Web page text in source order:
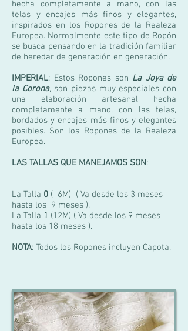
hecha completamente a mano, con las
telas y encajes más finos y elegantes,
inspirados en los Ropones de la Realeza
Europea. Normalmente este tipo de Ropón
se busca pensando en la tradición familiar
de heredar de generación en generación.
IMPERIAL: Estos Ropones son La Joya de
la Corona, son piezas muy especiales con
una elaboración artesanal hecha
completamente a mano, con las telas,
bordados y encajes más finos y elegantes
posibles. Son los Ropones de la Realeza
Europea.
LAS TALLAS QUE MANEJAMOS SON:
La Talla 0 ( 6M) ( Va desde los 3 meses
hasta los 9 meses ).
La Talla 1 (12M) ( Va desde los 9 meses
hasta los 18 meses ).
NOTA: Todos los Ropones incluyen Capota.